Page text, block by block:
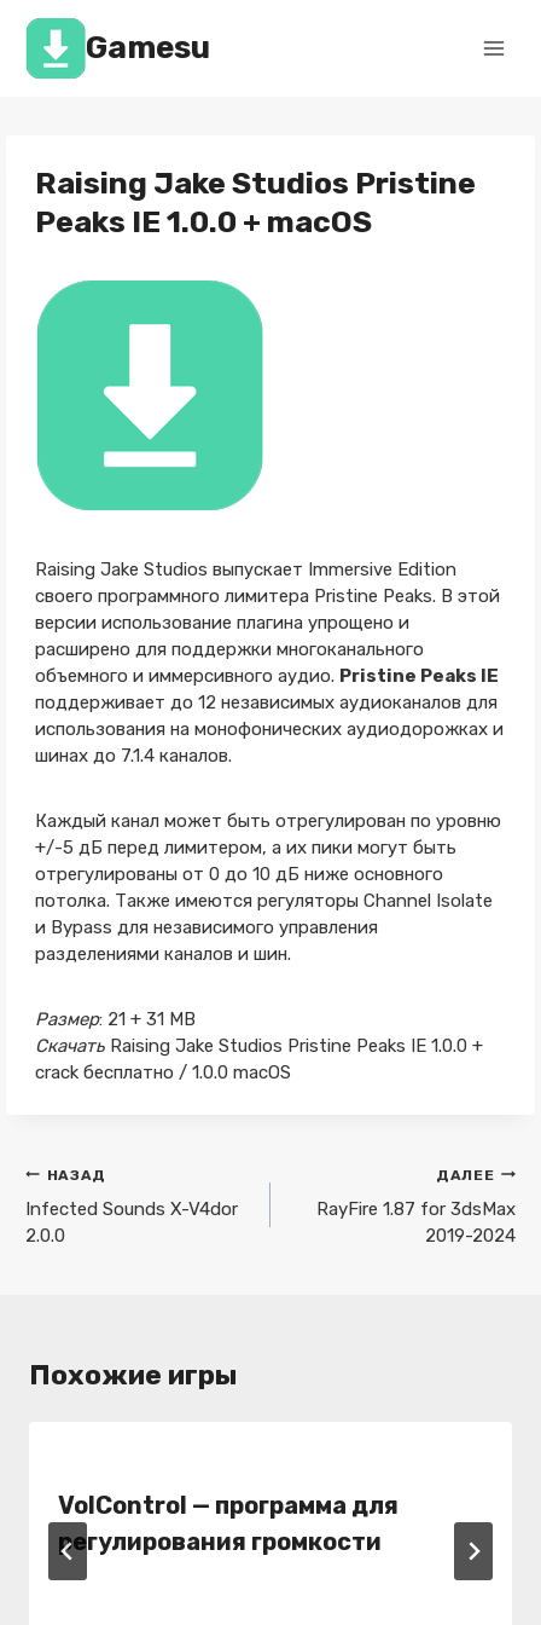
Перейти
содержимомуGamesu
Raising Jake Studios Pristine
Peaks IE 1.0.0 + macOS
Raising Jake Studios выпускает Immersive Edition
своего программного лимитера Pristine Peaks. В этой
версии использование плагина упрощено и
расширено для поддержки многоканального
объемного и иммерсивного аудио. Pristine Peaks IE
поддерживает до 12 независимых аудиоканалов для
использования на монофонических аудиодорожках и
шинах до 7.1.4 каналов.
Каждый канал может быть отрегулирован по уровню
+/-5 дБ перед лимитером, а их пики могут быть
отрегулированы от 0 до 10 дБ ниже основного
потолка. Также имеются регуляторы Channel Isolate
и Bypass для независимого управления
разделениями каналов и шин.
Размер: 21 + 31 MB
Скачать Raising Jake Studios Pristine Peaks IE 1.0.0 +
crack бесплатно / 1.0.0 macOS
Навигация
по
записям
НАЗАД
Infected Sounds X-V4dor
2.0.0
ДАЛЕЕ
RayFire 1.87 for 3dsMax
2019-2024
Похожие игры
VolControl — программа для
регулирования громкости